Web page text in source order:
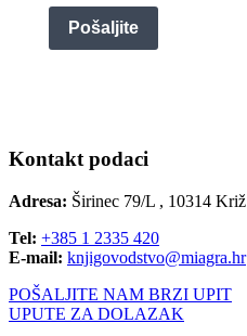
Pošaljite
Kontakt podaci
Adresa: Širinec 79/L , 10314 Križ
Tel: +385 1 2335 420
E-mail: knjigovodstvo@miagra.hr
POŠALJITE NAM BRZI UPIT
UPUTE ZA DOLAZAK